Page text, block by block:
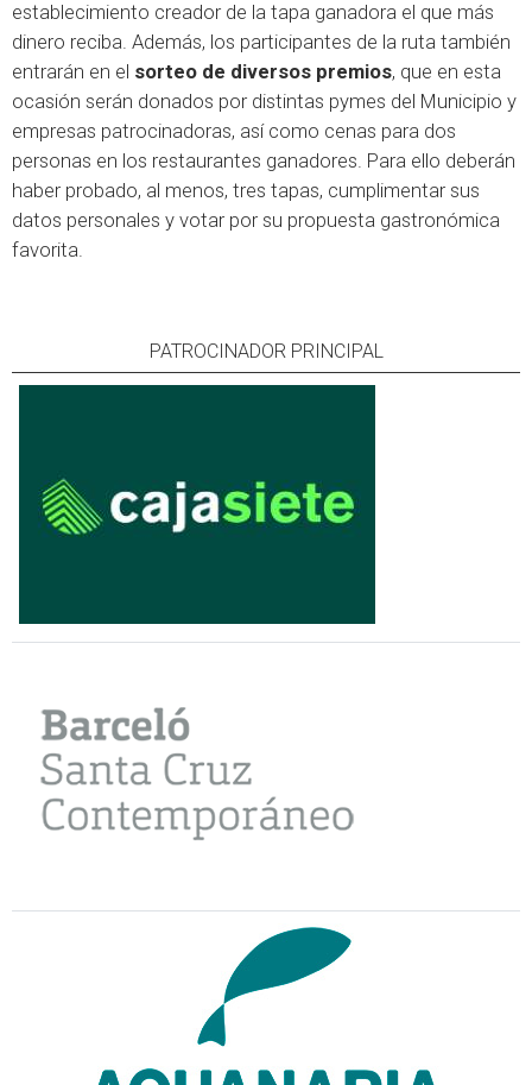
establecimiento creador de la tapa ganadora el que más
dinero reciba. Además, los participantes de la ruta también
entrarán en el sorteo de diversos premios, que en esta
ocasión serán donados por distintas pymes del Municipio y
empresas patrocinadoras, así como cenas para dos
personas en los restaurantes ganadores. Para ello deberán
haber probado, al menos, tres tapas, cumplimentar sus
datos personales y votar por su propuesta gastronómica
favorita.
PATROCINADOR PRINCIPAL